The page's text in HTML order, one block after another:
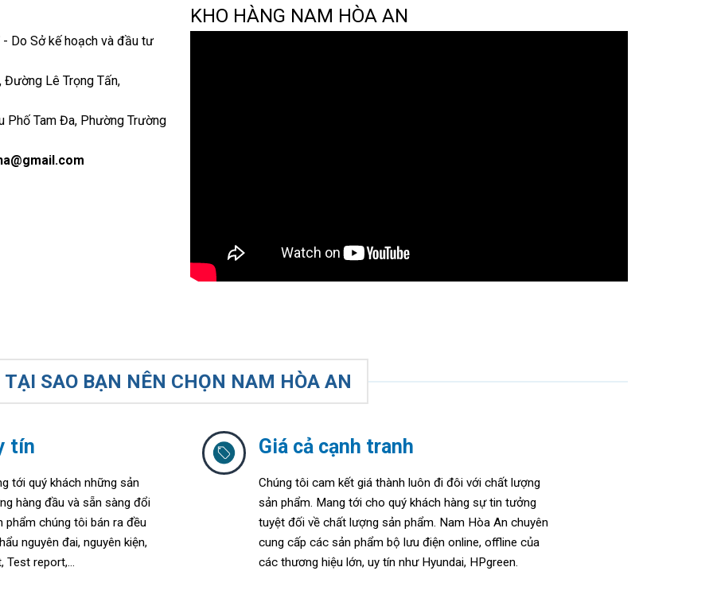
- Do Sở kế hoạch và đầu tư
Đường Lê Trọng Tấn,
Tam Đa, Phường Trường
KHO HÀNG NAM HÒA AN
TẠI SAO BẠN NÊN CHỌN NAM HÒA AN
tín
tới quý khách những sản
hàng đầu và sẵn sàng đổi
phẩm chúng tôi bán ra đều
nguyên đai, nguyên kiện,
Test report,...
Giá cả cạnh tranh
Chúng tôi cam kết giá thành luôn đi đôi với chất lượng
sản phẩm. Mang tới cho quý khách hàng sự tin tưởng
tuyệt đối về chất lượng sản phẩm. Nam Hòa An chuyên
cung cấp các sản phẩm bộ lưu điện online, offline của
các thương hiệu lớn, uy tín như Hyundai, HPgreen.